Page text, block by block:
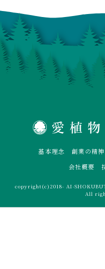
基本理念 創業の精神
会社概要
copyright(c)2018- AI-
All